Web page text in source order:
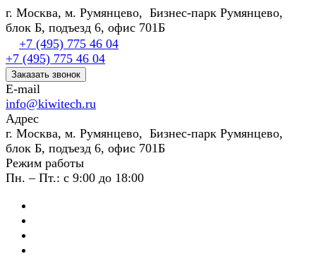
г. Москва, м. Румянцево, Бизнес-парк Румянцево,
блок Б, подъезд 6, офис 701Б
+7 (495) 775 46 04
+7 (495) 775 46 04
Заказать звонок
E-mail
info@kiwitech.ru
Адрес
г. Москва, м. Румянцево, Бизнес-парк Румянцево,
блок Б, подъезд 6, офис 701Б
Режим работы
Пн. – Пт.: с 9:00 до 18:00